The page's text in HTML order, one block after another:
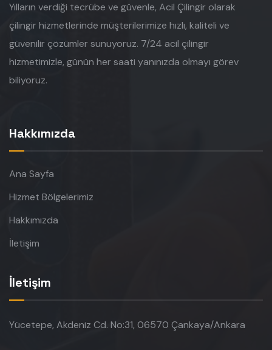
Yılların verdiği tecrübe ve güvenle, Acil Çilingir olarak
çilingir hizmetlerinde müşterilerimize hızlı, kaliteli ve
güvenilir çözümler sunuyoruz. 7/24 acil çilingir
hizmetimizle, günün her saati yanınızda olmayı görev
biliyoruz.
Hakkımızda
Ana Sayfa
Hizmet Bölgelerimiz
Hakkımızda
İletişim
İletişim
Yücetepe, Akdeniz Cd. No:31, 06570 Çankaya/Ankara